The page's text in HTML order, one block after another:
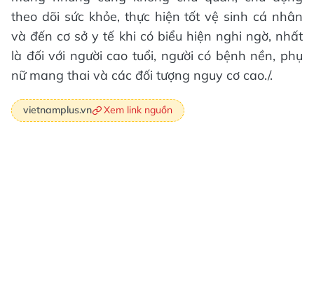
theo dõi sức khỏe, thực hiện tốt vệ sinh cá nhân
và đến cơ sở y tế khi có biểu hiện nghi ngờ, nhất
là đối với người cao tuổi, người có bệnh nền, phụ
nữ mang thai và các đối tượng nguy cơ cao./.
vietnamplus.vn Xem link nguồn